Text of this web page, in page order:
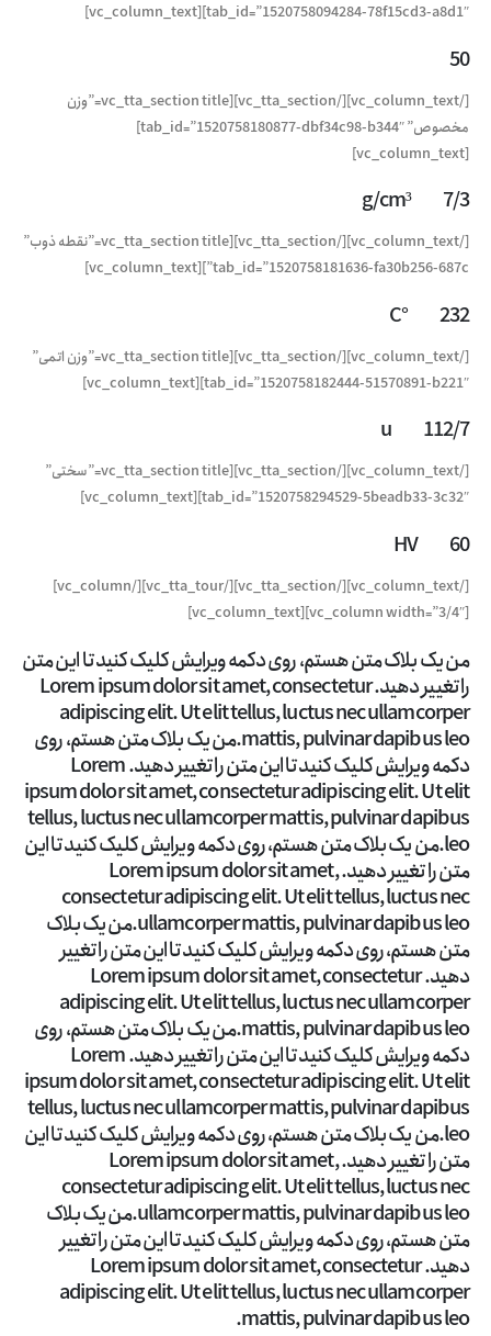
tab_id=”1520758094284-78f15cd3-a8d1″][vc_column_text]
50
[/vc_column_text][/vc_tta_section][vc_tta_section title=”وزن
مخصوص” tab_id=”1520758180877-dbf34c98-b344″]
[vc_column_text]
g/cm³ 7/3
[/vc_column_text][/vc_tta_section][vc_tta_section title=”نقطه ذوب”
tab_id=”1520758181636-fa30b256-687c”][vc_column_text]
232 °C
[/vc_column_text][/vc_tta_section][vc_tta_section title=”وزن اتمی”
tab_id=”1520758182444-51570891-b221″][vc_column_text]
112/7 u
[/vc_column_text][/vc_tta_section][vc_tta_section title=”سختی”
tab_id=”1520758294529-5beadb33-3c32″][vc_column_text]
60 HV
[/vc_column_text][/vc_tta_section][/vc_tta_tour][/vc_column]
[vc_column width=”3/4″][vc_column_text]
من یک بلاک متن هستم، روی دکمه ویرایش کلیک کنید تا این متن
را تغییر دهید. Lorem ipsum dolor sit amet, consectetur
adipiscing elit. Ut elit tellus, luctus nec ullamcorper
mattis, pulvinar dapibus leo.من یک بلاک متن هستم، روی
دکمه ویرایش کلیک کنید تا این متن را تغییر دهید. Lorem
ipsum dolor sit amet, consectetur adipiscing elit. Ut elit
tellus, luctus nec ullamcorper mattis, pulvinar dapibus
leo.من یک بلاک متن هستم، روی دکمه ویرایش کلیک کنید تا این
متن را تغییر دهید. Lorem ipsum dolor sit amet,
consectetur adipiscing elit. Ut elit tellus, luctus nec
ullamcorper mattis, pulvinar dapibus leo.من یک بلاک
متن هستم، روی دکمه ویرایش کلیک کنید تا این متن را تغییر
دهید. Lorem ipsum dolor sit amet, consectetur
adipiscing elit. Ut elit tellus, luctus nec ullamcorper
mattis, pulvinar dapibus leo.من یک بلاک متن هستم، روی
دکمه ویرایش کلیک کنید تا این متن را تغییر دهید. Lorem
ipsum dolor sit amet, consectetur adipiscing elit. Ut elit
tellus, luctus nec ullamcorper mattis, pulvinar dapibus
leo.من یک بلاک متن هستم، روی دکمه ویرایش کلیک کنید تا این
متن را تغییر دهید. Lorem ipsum dolor sit amet,
consectetur adipiscing elit. Ut elit tellus, luctus nec
ullamcorper mattis, pulvinar dapibus leo.من یک بلاک
متن هستم، روی دکمه ویرایش کلیک کنید تا این متن را تغییر
دهید. Lorem ipsum dolor sit amet, consectetur
adipiscing elit. Ut elit tellus, luctus nec ullamcorper
mattis, pulvinar dapibus leo.